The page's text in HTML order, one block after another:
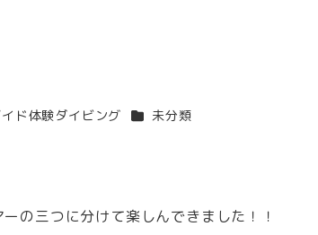
ド体験ダイビング カテゴリー
未分類
の三つに分けて楽しんできました！！